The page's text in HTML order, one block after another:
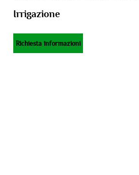
Irrigazione
Richiesta informazioni